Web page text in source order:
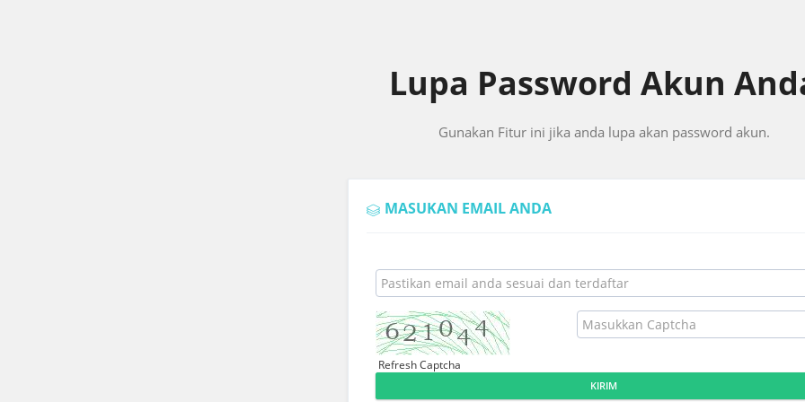
Lupa Password Akun
Gunakan Fitur ini jika anda lupa akan password akun.
MASUKAN EMAIL ANDA
Refresh Captcha